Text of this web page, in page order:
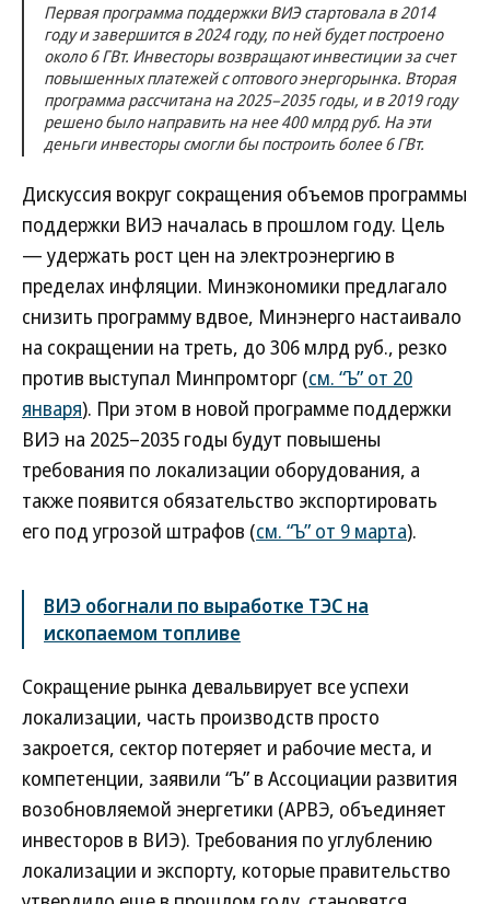
Первая программа поддержки ВИЭ стартовала в 2014
году и завершится в 2024 году, по ней будет построено
около 6 ГВт. Инвесторы возвращают инвестиции за счет
повышенных платежей с оптового энергорынка. Вторая
программа рассчитана на 2025–2035 годы, и в 2019 году
решено было направить на нее 400 млрд руб. На эти
деньги инвесторы смогли бы построить более 6 ГВт.
Дискуссия вокруг сокращения объемов программы
поддержки ВИЭ началась в прошлом году. Цель
— удержать рост цен на электроэнергию в
пределах инфляции. Минэкономики предлагало
снизить программу вдвое, Минэнерго настаивало
на сокращении на треть, до 306 млрд руб., резко
против выступал Минпромторг (см. “Ъ” от 20
января). При этом в новой программе поддержки
ВИЭ на 2025–2035 годы будут повышены
требования по локализации оборудования, а
также появится обязательство экспортировать
его под угрозой штрафов (см. “Ъ” от 9 марта).
ВИЭ обогнали по выработке ТЭС на
ископаемом топливе
Сокращение рынка девальвирует все успехи
локализации, часть производств просто
закроется, сектор потеряет и рабочие места, и
компетенции, заявили “Ъ” в Ассоциации развития
возобновляемой энергетики (АРВЭ, объединяет
инвесторов в ВИЭ). Требования по углублению
локализации и экспорту, которые правительство